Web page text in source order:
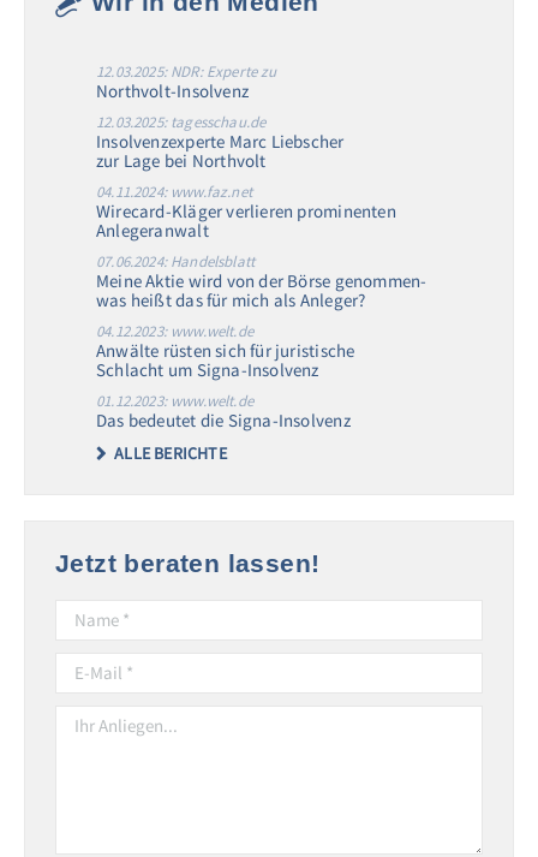
12.03.2025: NDR: Experte zu
Northvolt-Insolvenz
12.03.2025: tagesschau.de
Insolvenzexperte Marc Liebscher
zur Lage bei Northvolt
04.11.2024: www.faz.net
Wirecard-Kläger verlieren prominenten
Anlegeranwalt
07.06.2024: Handelsblatt
Meine Aktie wird von der Börse genommen-
was heißt das für mich als Anleger?
04.12.2023: www.welt.de
Anwälte rüsten sich für juristische
Schlacht um Signa-Insolvenz
01.12.2023: www.welt.de
Das bedeutet die Signa-Insolvenz
ALLE BERICHTE
Jetzt beraten lassen!